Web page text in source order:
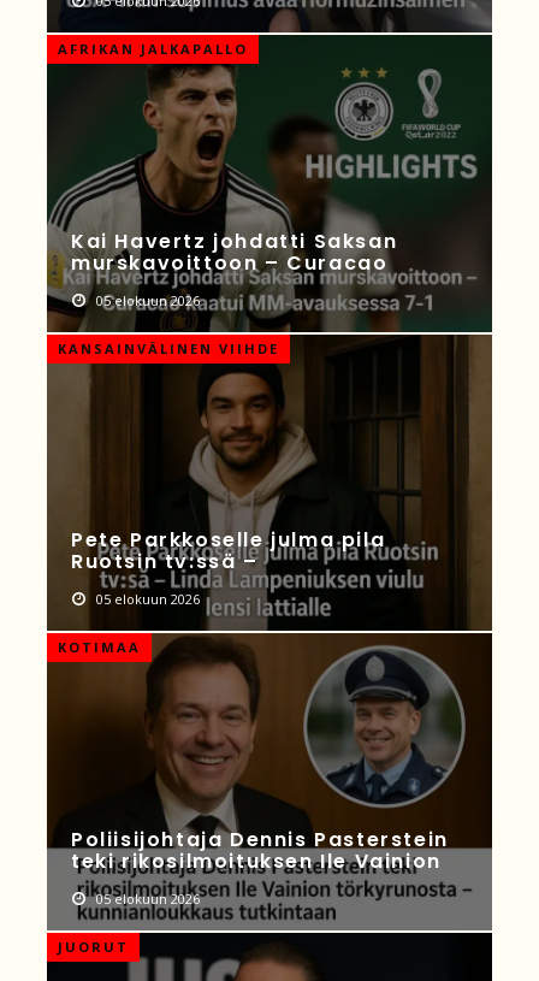
AFRIKAN JALKAPALLO
Kai Havertz johdatti Saksan
murskavoittoon – Curacao
05 elokuun 2026
KANSAINVÄLINEN VIIHDE
Pete Parkkoselle julma pila
Ruotsin tv:ssä –
05 elokuun 2026
KOTIMAA
Poliisijohtaja Dennis Pasterstein
teki rikosilmoituksen Ile Vainion
05 elokuun 2026
JUORUT